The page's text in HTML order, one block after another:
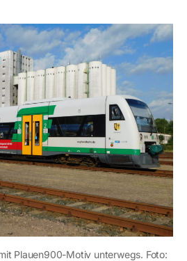
Plauen900-Motiv unterwegs. Foto: